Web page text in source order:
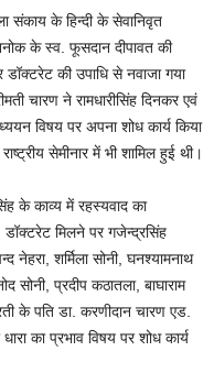
संकाय के हिन्दी के सेवानिवृत
के स्व. फूसदान दीपावत की
की उपाधि से नवाजा गया
चारण ने रामधारीसिंह दिनकर एवं
विषय पर अपना शोध कार्य किया
सेमीनार में भी शामिल हुई थी।
के काव्य में रहस्यवाद का
मिलने पर गजेन्द्रसिंह
नेहरा, शर्मिला सोनी, घनश्यामनाथ
सोनी, प्रदीप कठातला, बाघाराम
के पति डा. करणीदान चारण एड.
का प्रभाव विषय पर शोध कार्य